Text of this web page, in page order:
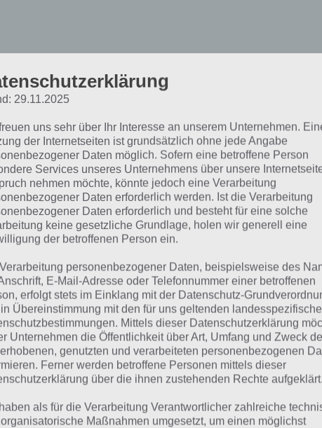
Springfield
geheime Boni an
gelangen
Simpsons Springfield Steinmetze Update gibt es
einen supergeheimen Bonus, mit welchem ihr
könnt.
29.11.2025
uns sehr über Ihr Interesse an unserem Unternehmen.
der Internetseiten ist grundsätzlich ohne jede Angabe
Daten möglich. Sofern eine betroffene Person
Services unseres Unternehmens über unsere
nehmen möchte, könnte jedoch eine Verarbeitung
Daten erforderlich werden. Ist die Verarbeitung
Daten erforderlich und besteht für eine solche
keine gesetzliche Grundlage, holen wir generell eine
der betroffenen Person ein.
personenbezogener Daten, beispielsweise des
E-Mail-Adresse oder Telefonnummer einer betroffenen
erfolgt stets im Einklang mit der Datenschutz-
Übereinstimmung mit den für uns geltenden
Mittels dieser Datenschutzerklärung
Unternehmen die Öffentlichkeit über Art, Umfang und Zweck
genutzten und verarbeiteten personenbezogenen
Ferner werden betroffene Personen mittels dieser
über die ihnen zustehenden Rechte aufgeklärt.
als für die Verarbeitung Verantwortlicher zahlreiche
Maßnahmen umgesetzt, um einen möglichst